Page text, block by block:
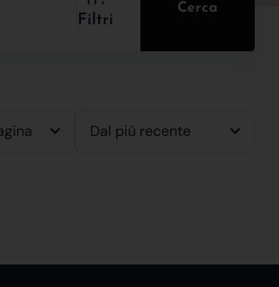
Filtri
Cerca
Dal più recente